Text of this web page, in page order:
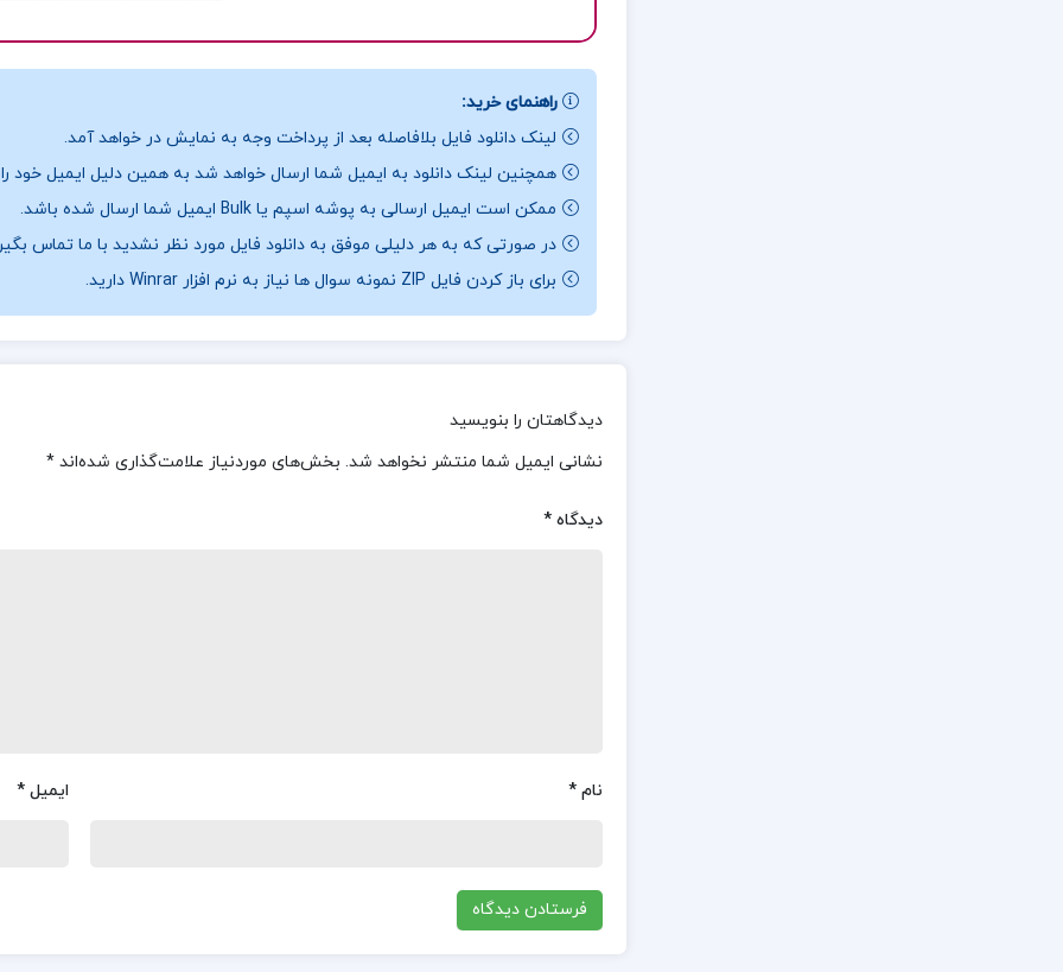
راهنمای خرید:
لینک دانلود فایل بلافاصله بعد از پرداخت وجه به نمایش در خواهد آمد.
همچنین لینک دانلود به ایمیل شما ارسال خواهد شد به همین دلیل ایمیل خود
ممکن است ایمیل ارسالی به پوشه اسپم یا Bulk ایمیل شما ارسال شده باشد.
در صورتی که به هر دلیلی موفق به دانلود فایل مورد نظر نشدید با ما تماس
برای باز کردن فایل ZIP نمونه سوال ها نیاز به نرم افزار Winrar دارید.
دیدگاهتان را بنویسید
نشانی ایمیل شما منتشر نخواهد شد. بخش‌های موردنیاز علامت‌گذاری شده‌اند *
دیدگاه *
نام * ایمیل *